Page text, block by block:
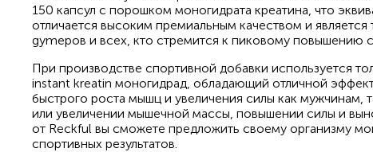
150 капсул с порошком моногидрата креатина, что
отличается высоким премиальным качеством и
gymеров и всех, кто стремится к пиковому повышению
При производстве спортивной добавки используется
instant kreatin моногидрад, обладающий отличной
быстрого роста мышц и увеличения силы как
или увеличении мышечной массы, повышении силы и
от Reckful вы сможете предложить своему организму
спортивных результатов.